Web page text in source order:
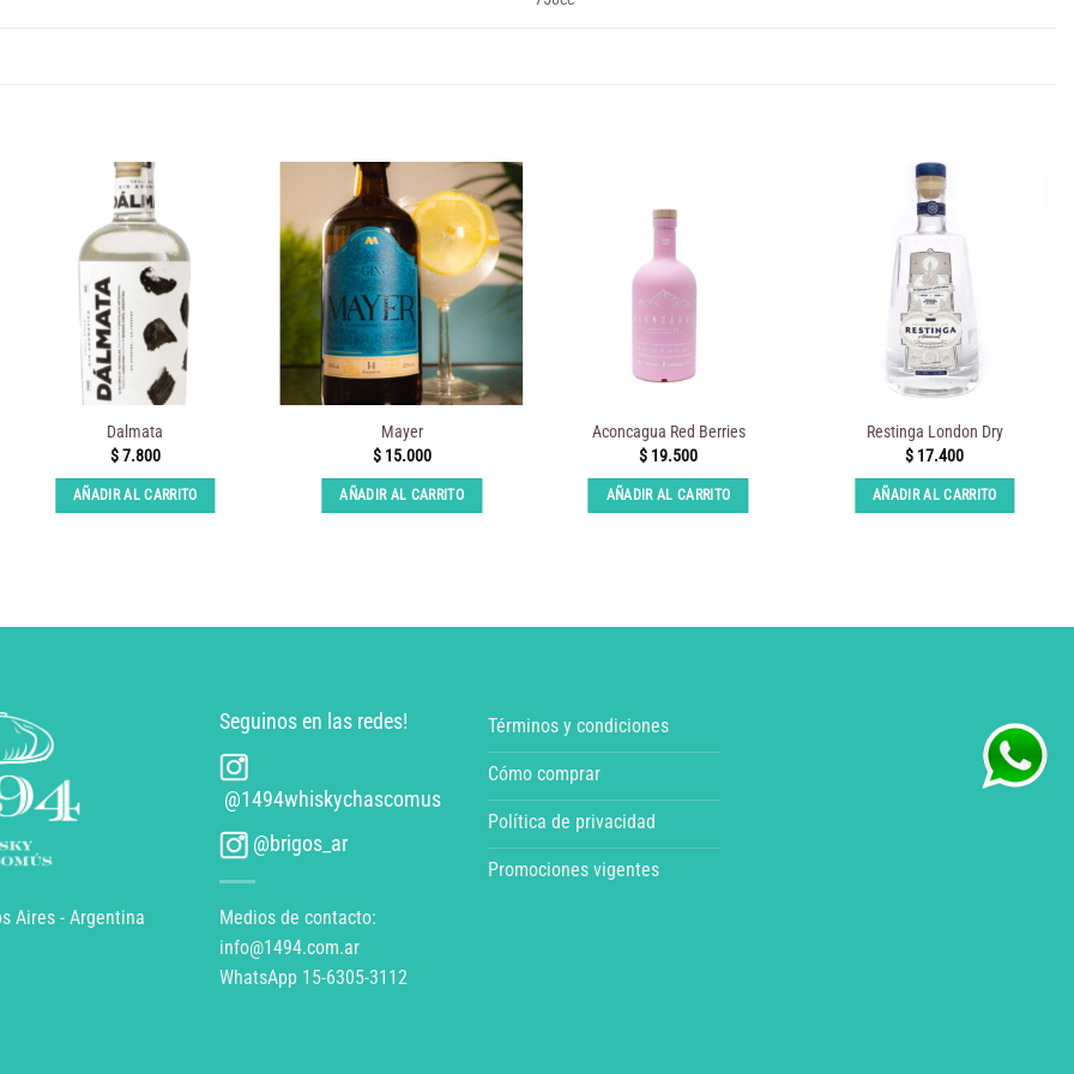
Dalmata
$7.800
AÑADIR AL CARRITO
Mayer
$15.000
AÑADIR AL CARRITO
Aconcagua Red Berries
$ 19.500
AÑADIR AL CARRITO
Restinga London Dry
$ 17.400
AÑADIR AL CARRITO
Aires - Argentina
Seguinos en las redes!
@1494whiskychascomus
@brigos_ar
Medios de contacto:
info@1494.com.ar
WhatsApp 15-6305-3112
Términos y condiciones
Cómo comprar
Política de privacidad
Promociones vigentes